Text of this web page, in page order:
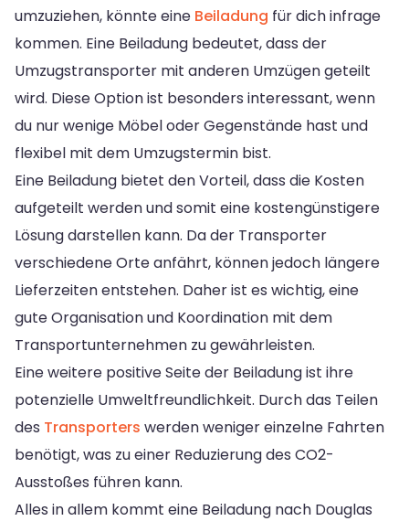
umzuziehen, könnte eine Beiladung für dich infrage
kommen. Eine Beiladung bedeutet, dass der
Umzugstransporter mit anderen Umzügen geteilt
wird. Diese Option ist besonders interessant, wenn
du nur wenige Möbel oder Gegenstände hast und
flexibel mit dem Umzugstermin bist.
Eine Beiladung bietet den Vorteil, dass die Kosten
aufgeteilt werden und somit eine kostengünstigere
Lösung darstellen kann. Da der Transporter
verschiedene Orte anfährt, können jedoch längere
Lieferzeiten entstehen. Daher ist es wichtig, eine
gute Organisation und Koordination mit dem
Transportunternehmen zu gewährleisten.
Eine weitere positive Seite der Beiladung ist ihre
potenzielle Umweltfreundlichkeit. Durch das Teilen
des Transporters werden weniger einzelne Fahrten
benötigt, was zu einer Reduzierung des CO2-
Ausstoßes führen kann.
Alles in allem kommt eine Beiladung nach Douglas